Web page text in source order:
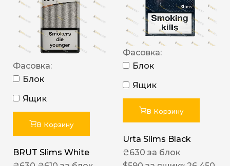
Фасовка:
Блок
Ящик
В Корзину
BRUT Slims White
Фасовка:
Блок
Ящик
В Корзину
Urta Slims Black
₴630 за блок